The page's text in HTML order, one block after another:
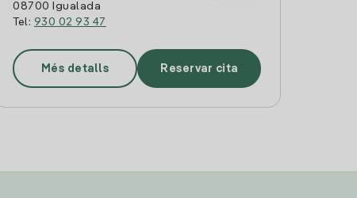
08700 Igualada
Tel: 930 02 93 47
Més detalls Reservar cita